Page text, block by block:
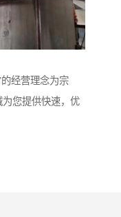
经营理念为宗
您提供快速，优